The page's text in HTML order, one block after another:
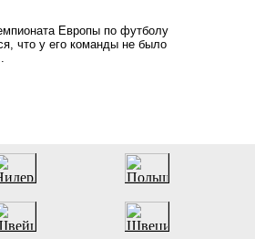
Европы по футболу
что у его команды не было